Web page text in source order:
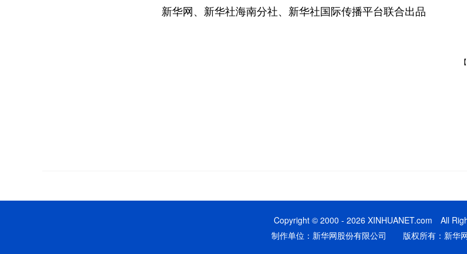
新华网、新华社海南分社、新华社国际传播平台联合出品
Copyright © 2000 - 2026 XINHUANET.com All
制作单位：新华网股份有限公司 版权所有：新华